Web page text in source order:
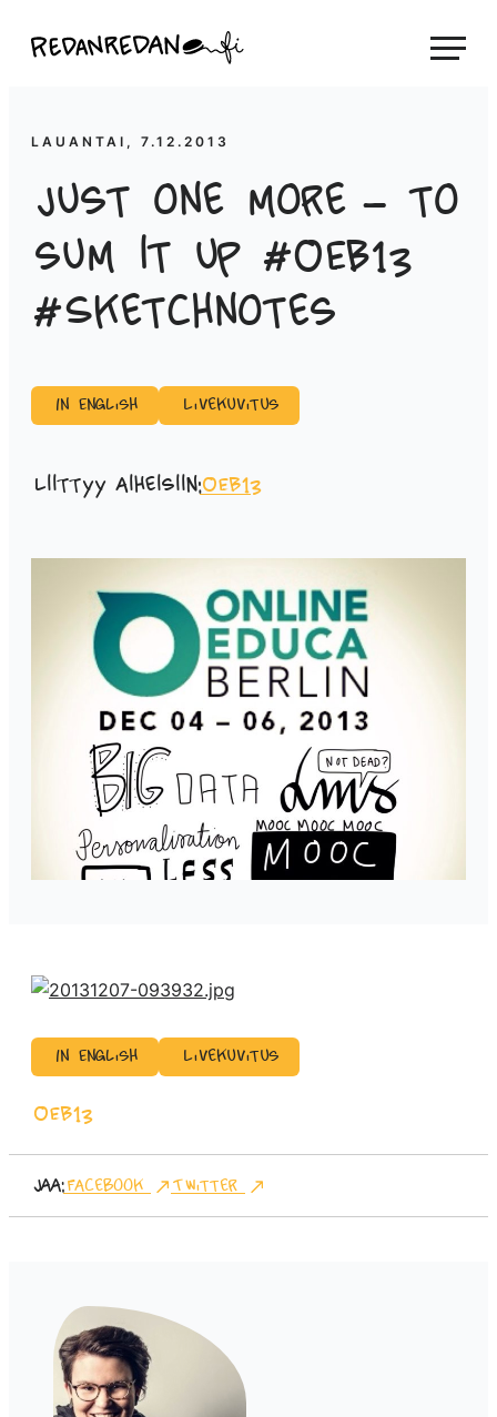
suoraan
Linda Saukko-Rauta, Redanredan Oy
piirrosvideoita
LAUANTAI, 7.12.2013
Just one more – to
sum it up #OEB13
#Sketchnotes
In English Livekuvitus
Liittyy aiheisiin:OEB13
In English Livekuvitus
OEB13
Jaa:Facebook Twitter